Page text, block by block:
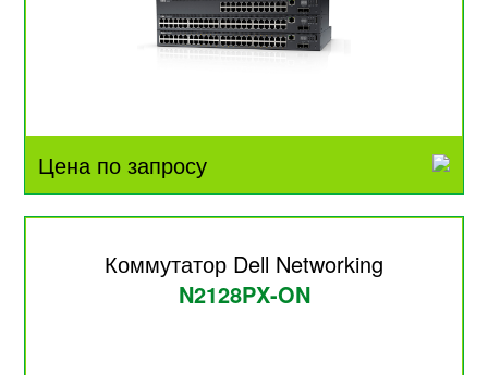
Цена по запросу
Коммутатор Dell Networking
N2128PX-ON